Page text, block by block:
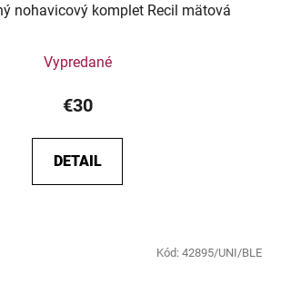
nohavicový komplet Recil mätová
Vypredané
€30
DETAIL
Kód: 42895/UNI/BLE